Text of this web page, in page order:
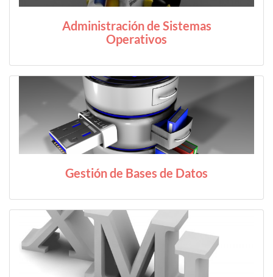
Administración de Sistemas
Operativos
Gestión de Bases de Datos